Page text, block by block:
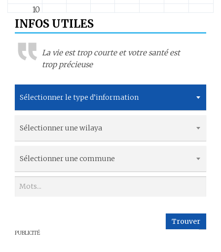
10
11
12
15
17
INFOS UTILES
La vie est trop courte et votre santé est
trop précieuse
Sélectionner le type d’information
Sélectionner une wilaya
Sélectionner une commune
Trouver
PUBLICITÉ